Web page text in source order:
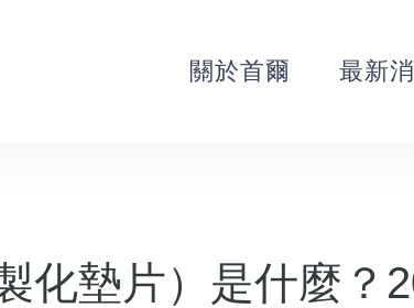
關於首爾 最新
化墊片）是什麼？